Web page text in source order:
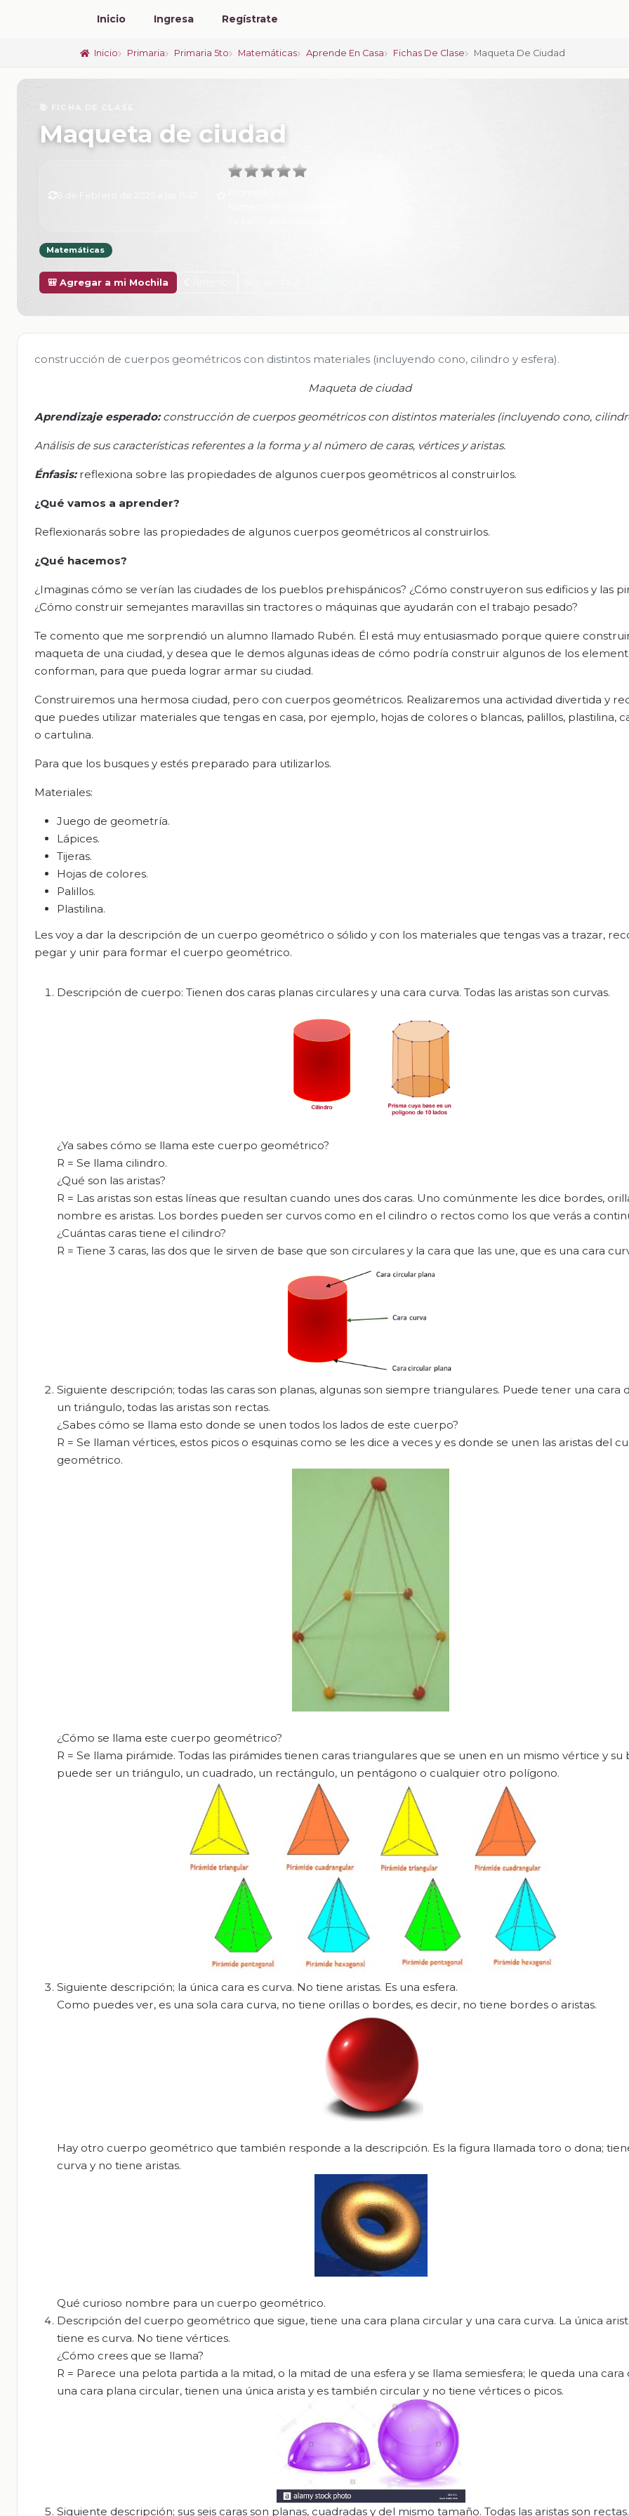
Inicio Ingresa Regístrate
Inicio Primaria Primaria 5to Matemáticas Aprende En Casa Fichas De Clase Maqueta De Ciudad
📚 FICHA DE CLASE
Maqueta de ciudad
Matemáticas
🎒 Agregar a mi Mochila
construcción de cuerpos geométricos con distintos materiales (incluyendo cono, cilindro y esfera).
Maqueta de ciudad
Aprendizaje esperado: construcción de cuerpos geométricos con distintos materiales (incluyendo cono,
Análisis de sus características referentes a la forma y al número de caras, vértices y aristas.
Énfasis:reflexiona sobre las propiedades de algunos cuerpos geométricos al construirlos.
¿Qué vamos a aprender?
Reflexionarás sobre las propiedades de algunos cuerpos geométricos al construirlos.
¿Qué hacemos?
¿Imaginas cómo se verían las ciudades de los pueblos prehispánicos? ¿Cómo construyeron sus edificios y las
¿Cómo construir semejantes maravillas sin tractores o máquinas que ayudarán con el trabajo pesado?
Te comento que me sorprendió un alumno llamado Rubén. Él está muy entusiasmado porque quiere
maqueta de una ciudad, y desea que le demos algunas ideas de cómo podría construir algunos de los
conforman, para que pueda lograr armar su ciudad.
Construiremos una hermosa ciudad, pero con cuerpos geométricos. Realizaremos una actividad divertida y
que puedes utilizar materiales que tengas en casa, por ejemplo, hojas de colores o blancas, palillos, plastilina,
o cartulina.
Para que los busques y estés preparado para utilizarlos.
Materiales:
Juego de geometría.
Lápices.
Tijeras.
Hojas de colores.
Palillos.
Plastilina.
Les voy a dar la descripción de un cuerpo geométrico o sólido y con los materiales que tengas vas a trazar,
pegar y unir para formar el cuerpo geométrico.
Descripción de cuerpo: Tienen dos caras planas circulares y una cara curva. Todas las aristas son curvas.
¿Ya sabes cómo se llama este cuerpo geométrico?
R = Se llama cilindro.
¿Qué son las aristas?
R = Las aristas son estas líneas que resultan cuando unes dos caras. Uno comúnmente les dice bordes,
nombre es aristas. Los bordes pueden ser curvos como en el cilindro o rectos como los que verás a
¿Cuántas caras tiene el cilindro?
R = Tiene 3 caras, las dos que le sirven de base que son circulares y la cara que las une, que es una cara
Siguiente descripción; todas las caras son planas, algunas son siempre triangulares. Puede tener una cara
un triángulo, todas las aristas son rectas.
¿Sabes cómo se llama esto donde se unen todos los lados de este cuerpo?
R = Se llaman vértices, estos picos o esquinas como se les dice a veces y es donde se unen las aristas del
geométrico.
¿Cómo se llama este cuerpo geométrico?
R = Se llama pirámide. Todas las pirámides tienen caras triangulares que se unen en un mismo vértice y su
puede ser un triángulo, un cuadrado, un rectángulo, un pentágono o cualquier otro polígono.
Siguiente descripción; la única cara es curva. No tiene aristas. Es una esfera.
Como puedes ver, es una sola cara curva, no tiene orillas o bordes, es decir, no tiene bordes o aristas.
Hay otro cuerpo geométrico que también responde a la descripción. Es la figura llamada toro o dona;
curva y no tiene aristas.
Qué curioso nombre para un cuerpo geométrico.
Descripción del cuerpo geométrico que sigue, tiene una cara plana circular y una cara curva. La única
tiene es curva. No tiene vértices.
¿Cómo crees que se llama?
R = Parece una pelota partida a la mitad, o la mitad de una esfera y se llama semiesfera; le queda una cara
una cara plana circular, tienen una única arista y es también circular y no tiene vértices o picos.
Siguiente descripción; sus seis caras son planas, cuadradas y del mismo tamaño. Todas las aristas son rectas.